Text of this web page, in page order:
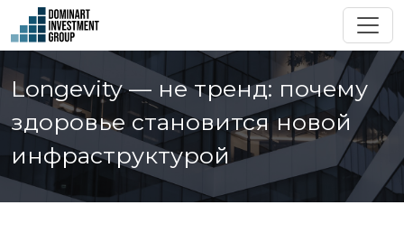
Longevity — не тренд: почему
здоровье становится новой
инфраструктурой